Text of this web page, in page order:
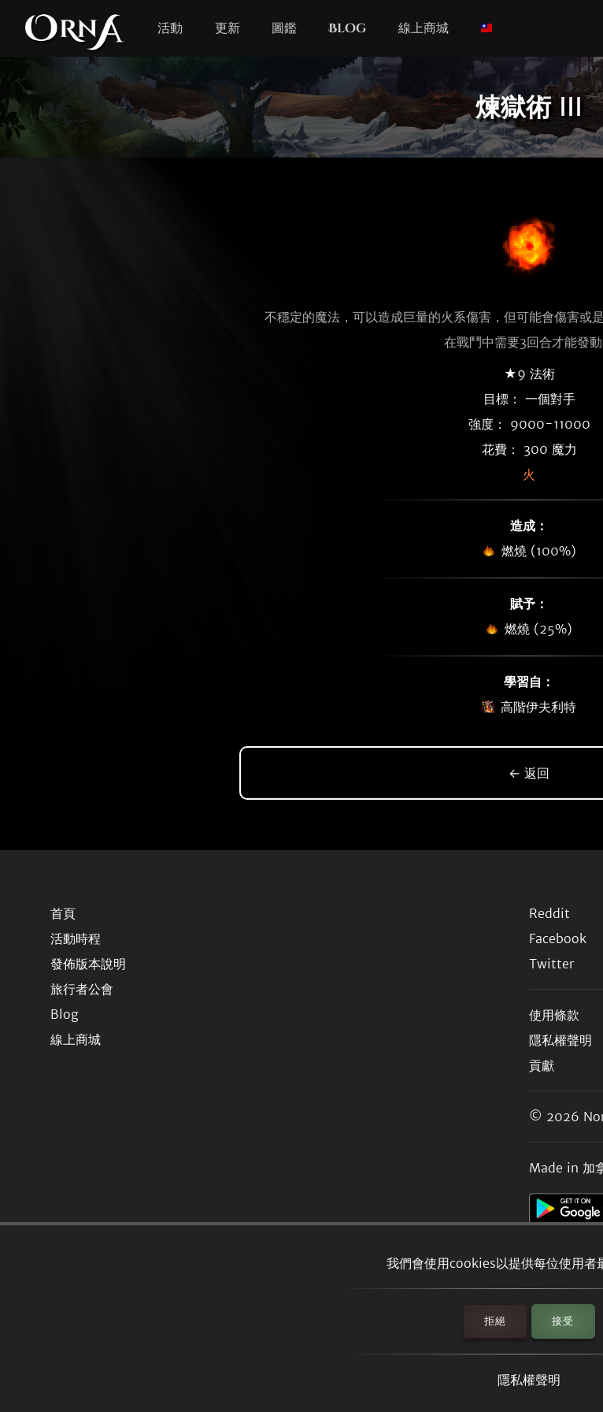
活動 更新 圖鑑 Blog 線上商城
煉獄術 III
我們會使用cookies以提供每位使用者
拒絕 接受
隱私權聲明
不穩定的魔法，可以造成巨量的火系傷害，但可能會傷害或
在戰鬥中需要3回合才能發動
★9 法術
目標： 一個對手
強度： 9000-11000
花費： 300 魔力
火
造成：
燃燒 (100%)
賦予：
燃燒 (25%)
學習自：
高階伊夫利特
← 返回
首頁
活動時程
發佈版本說明
旅行者公會
Blog
線上商城
Reddit
Facebook
Twitter
使用條款
隱私權聲明
貢獻
© 2026
Made in 加